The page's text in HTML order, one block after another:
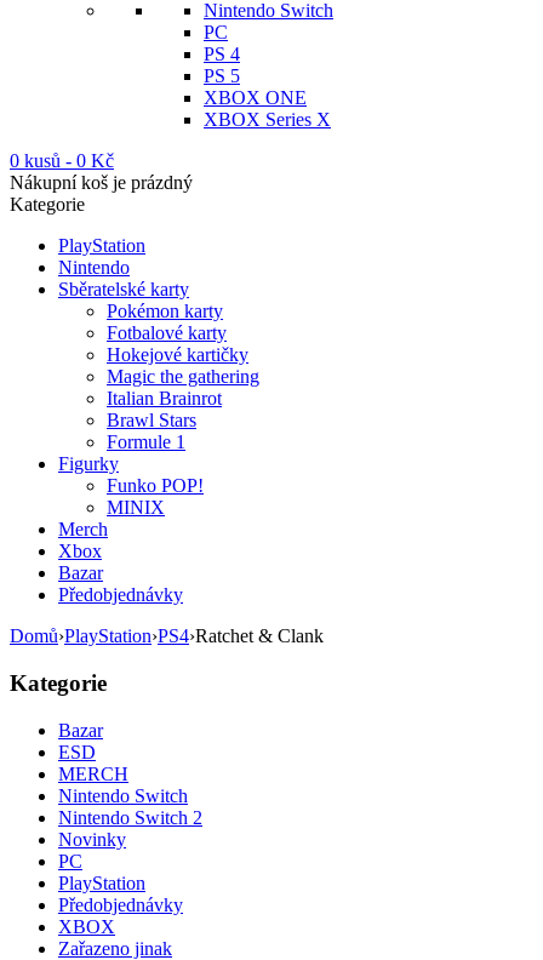
Nintendo Switch
PC
PS 4
PS 5
XBOX ONE
XBOX Series X
0 kusů - 0 Kč
Nákupní koš je prázdný
Kategorie
PlayStation
Nintendo
Sběratelské karty
Pokémon karty
Fotbalové karty
Hokejové kartičky
Magic the gathering
Italian Brainrot
Brawl Stars
Formule 1
Figurky
Funko POP!
MINIX
Merch
Xbox
Bazar
Předobjednávky
Domů›PlayStation›PS4›Ratchet & Clank
Kategorie
Bazar
ESD
MERCH
Nintendo Switch
Nintendo Switch 2
Novinky
PC
PlayStation
Předobjednávky
XBOX
Zařazeno jinak